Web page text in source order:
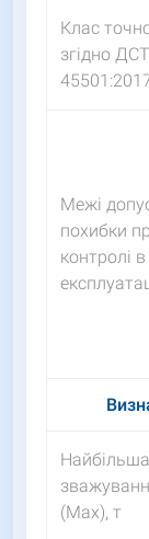
Клас
згідно
Межі
похибки
контролі в
(Max), т